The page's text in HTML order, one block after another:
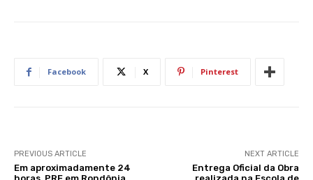
Facebook X Pinterest
PREVIOUS ARTICLE
Em aproximadamente 24
NEXT ARTICLE
Entrega Oficial da Obra